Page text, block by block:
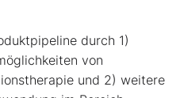
durch 1)
von
und 2) weitere